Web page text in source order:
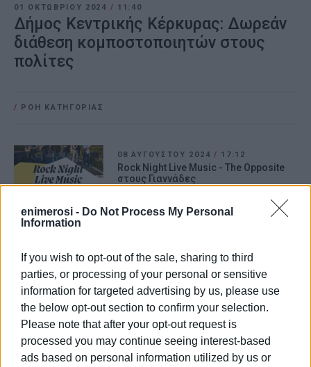
enimerosi - Do Not Process My Personal
Information
If you wish to opt-out of the sale, sharing to third
parties, or processing of your personal or sensitive
information for targeted advertising by us, please use
the below opt-out section to confirm your selection.
Please note that after your opt-out request is
processed you may continue seeing interest-based
ads based on personal information utilized by us or
01 ΟΚΤΩΒΡΊΟΥ 2024 / 11:40
Δήμος Κεντρικής Κέρκυρας: Δωρεάν
διάθεση κομποστοποιητών στους
πολίτες
/ ΡΟΗ ΚΑΤΗΓΟΡΙΑΣ
08 ΑΥΓΟΎΣΤΟΥ 2024 / 17:12
Rock Night Live Music - The Opposite
στους Γιαννάδες
Αγωνιστικού Μπριτζ
15 ΙΟΥΝΊΟΥ 2024
Συναυλία των "The opossite" στο
Whispers Cocktail Bar στα Γουβιά